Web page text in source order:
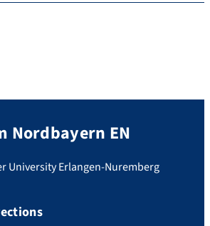
Nordbayern EN
University Erlangen-Nuremberg